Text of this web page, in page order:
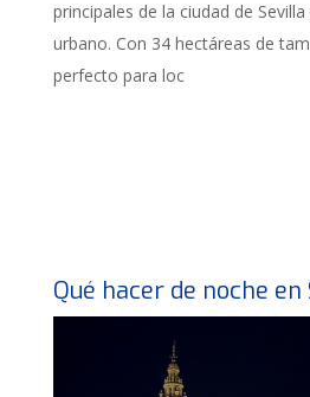
principales de la ciudad de
urbano. Con 34 hectáreas de
perfecto para loc
Qué hacer de noche en